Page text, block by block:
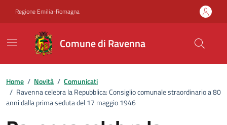
Regione Emilia-Romagna
Comune di Ravenna
Home / Novità / Comunicati
/ Ravenna celebra la Repubblica: Consiglio comunale straordinario a 80
anni dalla prima seduta del 17 maggio 1946